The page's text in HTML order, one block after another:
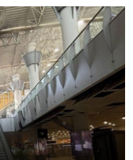
Nexolatino.Canal